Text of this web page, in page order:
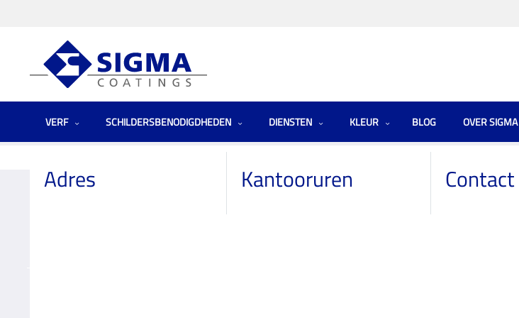
VERF SCHILDERSBENODIGDHEDEN DIENSTEN KLEUR BLOG OVER SIGMA
Adres Kantooruren Contact